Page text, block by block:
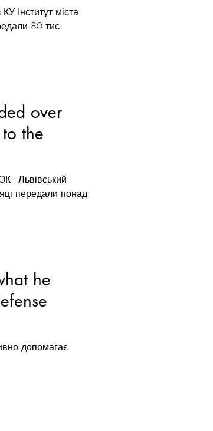
Інститут міста
80 тис.
over
the
- Львівський
передали понад
he
допомагає